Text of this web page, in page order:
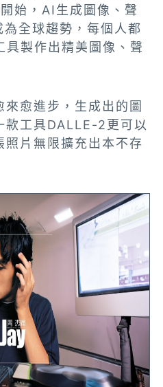
始，AI生成圖像、聲
全球趨勢，每個人都
製作出精美圖像、聲
愈進步，生成出的圖
款工具DALLE-2更可以
照片無限擴充出本不存